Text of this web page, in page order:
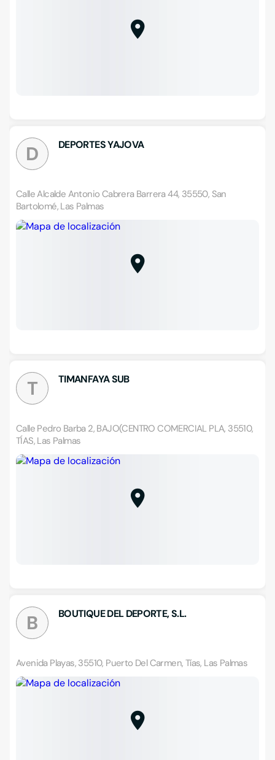
D DEPORTES YAJOVA
Calle Alcalde Antonio Cabrera Barrera 44, 35550, San
Bartolomé, Las Palmas
T TIMANFAYA SUB
Calle Pedro Barba 2, BAJO(CENTRO COMERCIAL PLA, 35510,
TÍAS, Las Palmas
B BOUTIQUE DEL DEPORTE, S.L.
Avenida Playas, 35510, Puerto Del Carmen, Tías, Las Palmas